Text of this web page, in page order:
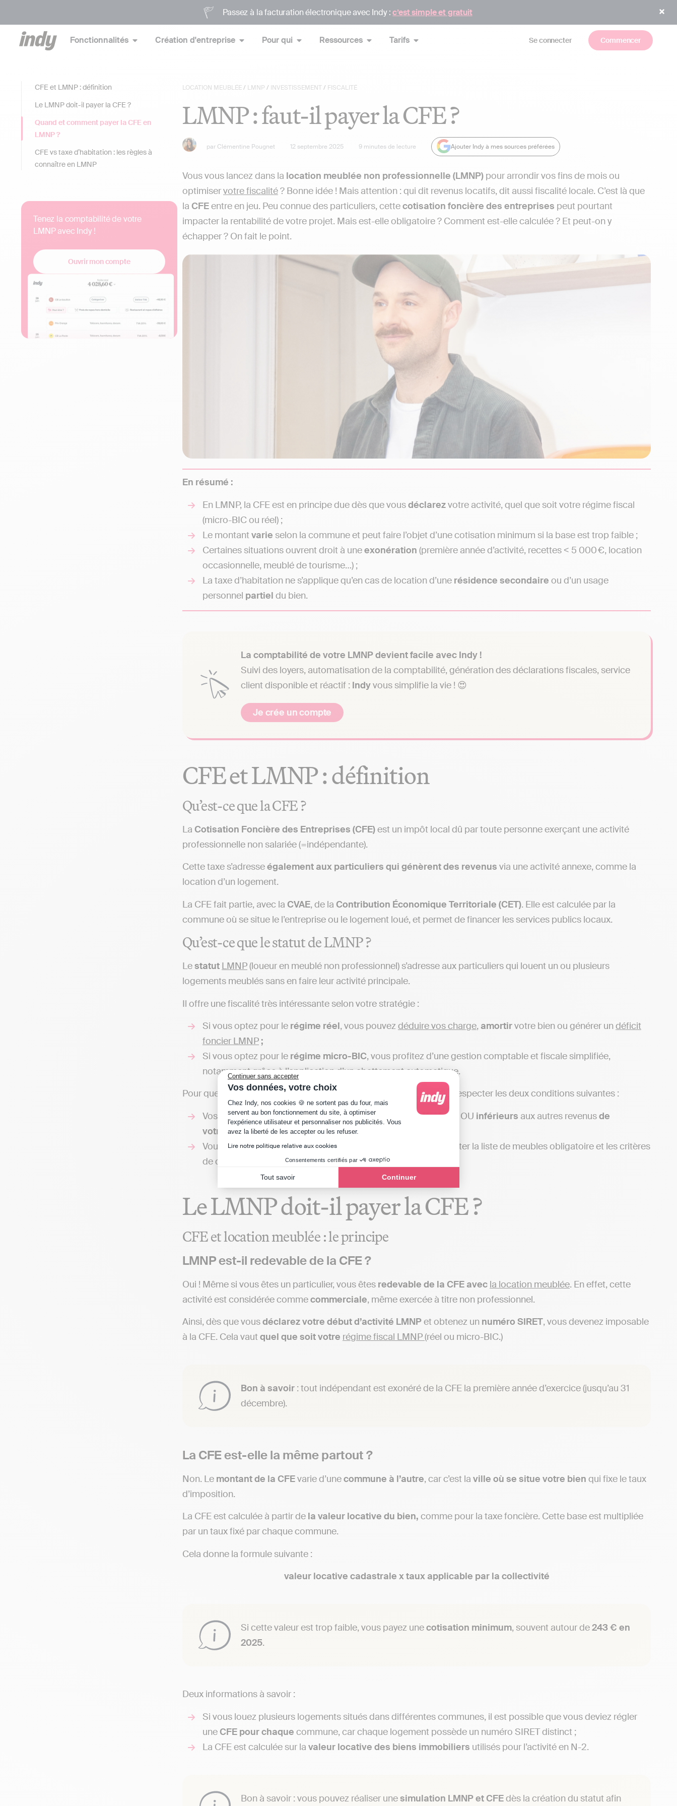
Continuer sans accepter
Vos données, votre choix
Plateforme de Gestion du Consentement : Personnalisez vos Options
Chez Indy, nos cookies 🍪 ne sortent pas du four, mais
servent au bon fonctionnement du site, à optimiser
l'expérience utilisateur et personnaliser nos publicités. Vous
avez la liberté de les accepter ou les refuser.
Lire notre politique relative aux cookies
Consentements certifiés par
Tout savoir Continuer
Axeptio consent
Passez à la facturation électronique avec Indy :c’est simple et gratuit
Fonctionnalités Création d'entreprise Pour qui Ressources Tarifs Se connecter Commencer
LOCATION MEUBLÉE/ LMNP / INVESTISSEMENT/ FISCALITÉ
LMNP : faut-il payer la CFE ?
par Clémentine Pougnet 12 septembre 2025 9 minutes de lecture Ajouter Indy à mes sources préférées
Vous vous lancez dans la location meublée non professionnelle (LMNP) pour arrondir vos fins de mois ou
optimiservotre fiscalité? Bonne idée ! Mais attention : qui dit revenus locatifs, dit aussi fiscalité locale. C’est là que
la CFEentre en jeu. Peu connue des particuliers, cettecotisation foncière des entreprises peut pourtant
impacter la rentabilité de votre projet. Mais est-elle obligatoire ? Comment est-elle calculée ? Et peut-on y
échapper ? On fait le point.
En résumé :
En LMNP, la CFE est en principe due dès que vousdéclarezvotre activité, quel que soit votre régime fiscal
(micro-BIC ou réel) ;
Le montant varie selon la commune et peut faire l’objet d’une cotisation minimum si la base est trop faible ;
Certaines situations ouvrent droit à uneexonération (première année d’activité, recettes < 5 000 €, location
occasionnelle, meublé de tourisme…) ;
La taxe d’habitation ne s’applique qu’en cas de location d’une résidence secondaire ou d’un usage
personnel partiel du bien.
La comptabilité de votre LMNP devient facile avec Indy !
Suivi des loyers, automatisation de la comptabilité, génération des déclarations fiscales, service
client disponible et réactif : Indyvous simplifie la vie ! 😍
Je crée un compte
CFE et LMNP : définition
Qu’est-ce que la CFE ?
La Cotisation Foncière des Entreprises (CFE)est un impôt local dû par toute personne exerçant une activité
professionnelle non salariée (=indépendante).
Cette taxe s’adresseégalement aux particuliers qui génèrent des revenus via une activité annexe, comme la
location d’un logement.
La CFE fait partie, avec la CVAE, de la Contribution Économique Territoriale (CET). Elle est calculée par la
commune où se situe le l’entreprise ou le logement loué, et permet de financer les services publics locaux.
Qu’est-ce que le statut de LMNP ?
Lestatut LMNP(loueur en meublé non professionnel) s’adresse aux particuliers qui louent un ou plusieurs
logements meublés sans en faire leur activité principale.
Il offre une fiscalité très intéressante selon votre stratégie :
Si vous optez pour le régime réel, vous pouvez déduire vos charge, amortirvotre bien ou générer undéficit
foncier LMNP ;
Si vous optez pour le régime micro-BIC, vous profitez d’une gestion comptable et fiscale simplifiée,
notamment grâce à l’application d’un abattement automatique.
Pour que
l’investissement en LMNPsoit légal et viable, vous devez respecter les deux conditions suivantes :
Vos revenus locatifs doivent êtreinférieurs à 23 000 € par an OU inférieurs aux autres revenusde
votre
foyer fiscal(c’est le fameuxplafond LMNP
Vous devez louer un logementmeublé
au sens de la loi (respecter la liste de meubles obligatoire et les critères
de décence).
Le LMNP doit-il payer la CFE ?
CFE et location meublée : le principe
LMNP est-il redevable de la CFE ?
Oui ! Même si vous êtes un particulier, vous êtes redevable de la CFE avec la location meublée. En effet, cette
activité est considérée commecommerciale, même exercée à titre non professionnel.
Ainsi, dès que vousdéclarez votre début d’activité LMNPet obtenez un numéro SIRET, vous devenez imposable
à la CFE. Cela vaut quel que soit votre régime fiscal LMNP(réel ou micro-BIC.)
Bon à savoir : tout indépendant est exonéré de la CFE la première année d’exercice (jusqu’au 31
décembre).
La CFE est-elle la même partout ?
Non. Le montant de la CFEvarie d’unecommune à l’autre, car c’est la ville où se situe votre bien qui fixe le taux
d’imposition.
La CFE est calculée à partir de la valeur locative du bien, comme pour la taxe foncière. Cette base est multipliée
par un taux fixé par chaque commune.
Cela donne la formule suivante :
valeur locative cadastrale x taux applicable par la collectivité
Si cette valeur est trop faible, vous payez unecotisation minimum, souvent autour de243 € en
2025.
Deux informations à savoir :
Si vous louez plusieurs logements situés dans différentes communes, il est possible que vous deviez régler
uneCFE pourchaque commune, car chaque logement possède un numéro SIRET distinct ;
La CFE est calculée sur la valeur locative des biens immobiliers utilisés pour l’activité en N-2.
Bon à savoir : vous pouvez réaliser unesimulation LMNP et CFEdès la création du statut afin
CFE et LMNP : définition
Le LMNP doit-il payer la CFE ?
Quand et comment payer la CFE en
LMNP ?
CFE vs taxe d’habitation : les règles à
connaître en LMNP
Tenez la comptabilité de votre
LMNP avec Indy !
Ouvrir mon compte